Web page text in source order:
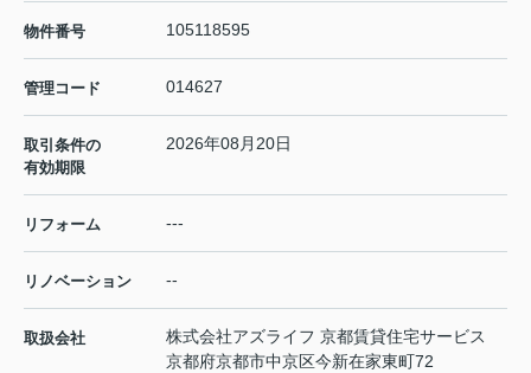
物件番号 105118595
管理コード 014627
取引条件の
有効期限
2026年08月20日
リフォーム ---
リノベーション --
取扱会社
株式会社アズライフ 京都賃貸住宅サービス
京都府京都市中京区今新在家東町72